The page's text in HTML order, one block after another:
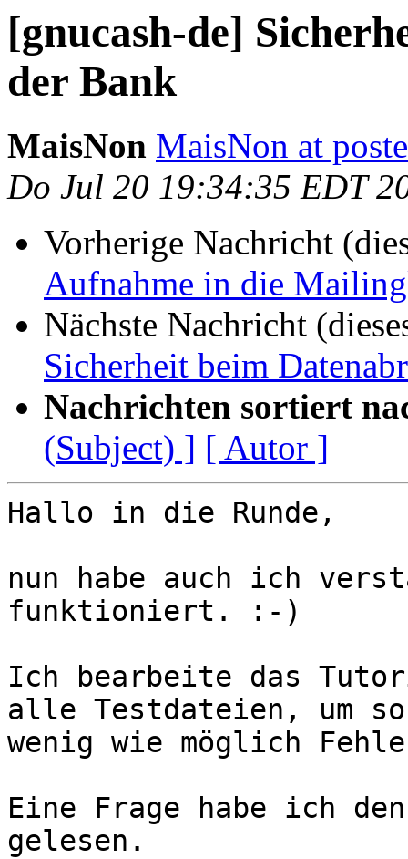
[gnucash-de]
der Bank
MaisNon MaisNon at
Do Jul 20 19:34:35 EDT
Vorherige Nachricht
Aufnahme in die
Nächste Nachricht
Sicherheit beim
Nachrichten sortiert
(Subject) ] [ Autor ]
Hallo in die Runde,
nun habe auch ich
funktioniert. :-)
Ich bearbeite das
alle Testdateien, um
wenig wie möglich
Eine Frage habe ich
gelesen.